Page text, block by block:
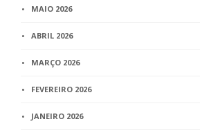
MAIO 2026
ABRIL 2026
MARÇO 2026
FEVEREIRO 2026
JANEIRO 2026